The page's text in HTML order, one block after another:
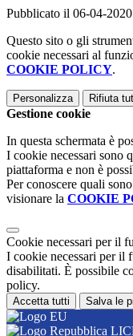
Pubblicato il 06-04-2020
Questo sito o gli
cookie necessari al
COOKIE POLICY.
Personalizza Rifiuta
Gestione cookie
In questa schermata è
I cookie necessari sono
piattaforma e non è
Per conoscere quali
visionare la COOKIE
Cookie necessari per il
I cookie necessari per il
disabilitati. È possibile
policy.
Accetta tutti Salva le